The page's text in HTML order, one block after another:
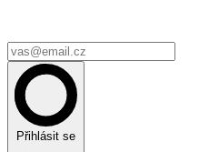
Přihlásit se